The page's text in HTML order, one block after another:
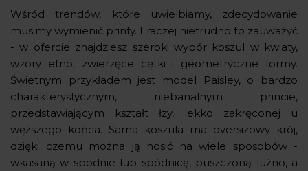
Wśród trendów, które uwielbiamy, zdecydowanie
musimy wymienić printy. I raczej nietrudno to zauważyć
- w ofercie znajdziesz szeroki wybór koszul w kwiaty,
wzory etno, zwierzęce cętki i geometryczne formy.
Świetnym przykładem jest model Paisley, o bardzo
charakterystycznym, niebanalnym princie,
przedstawiającym kształt łzy, lekko zakręconej u
węższego końca. Sama koszula ma oversizowy krój,
dzięki czemu można ją nosić na wiele sposobów -
wkasaną w spodnie lub spódnicę, puszczoną luźno, a